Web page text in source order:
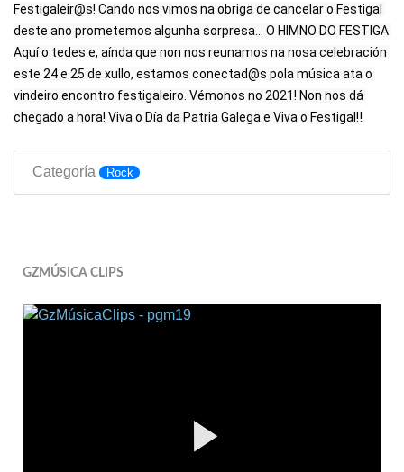
Festigaleir@s! Cando nos vimos na obriga de cancelar o Festigal
deste ano prometemos algunha sorpresa... O HIMNO DO FESTIGA
Aquí o tedes e, aínda que non nos reunamos na nosa celebración
este 24 e 25 de xullo, estamos conectad@s pola música ata o
vindeiro encontro festigaleiro. Vémonos no 2021! Non nos dá
chegado a hora! Viva o Día da Patria Galega e Viva o Festigal‼️
Categoría Rock
GZMÚSICA CLIPS